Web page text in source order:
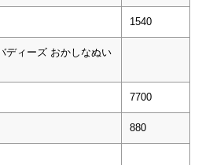
1540
ディーズ おかしなぬい
7700
880